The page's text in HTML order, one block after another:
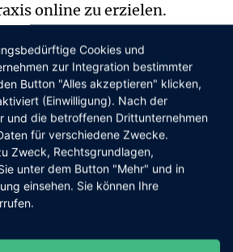
online zu erzielen.
Praxis
die bestmögliche Weise
und
dass Ihre Website mehr
dem Sie Verbindungen
Cookies und
zur Integration bestimmter
Button "Alles akzeptieren" klicken,
(Einwilligung). Nach der
und die betroffenen Drittunternehmen
für verschiedene Zwecke.
Zweck, Rechtsgrundlagen,
unter dem Button "Mehr" und in
einsehen. Sie können Ihre